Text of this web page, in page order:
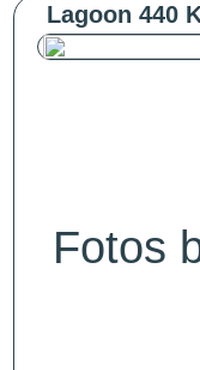
Lagoon 440
Fotos